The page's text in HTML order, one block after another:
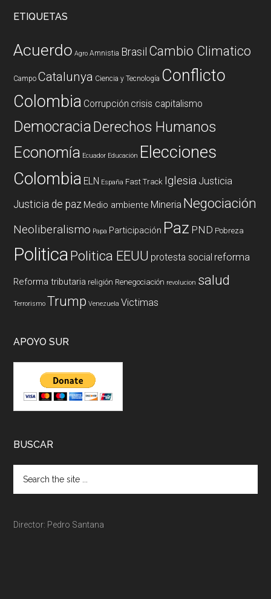
ETIQUETAS
Acuerdo Agro Amnistia Brasil Cambio Climatico
Campo Catalunya Ciencia y Tecnología Conflicto
Colombia Corrupción crisis capitalismo
DemocraciaDerechos Humanos
Economía Ecuador Educación Elecciones
Colombia ELN España Fast Track Iglesia Justicia
Justicia de paz Medio ambiente Mineria Negociación
Neoliberalismo Papa Participación Paz PND Pobreza
PoliticaPolitica EEUU protesta social reforma
Reforma tributaria religión Renegociación revolucion salud
Terrorismo Trump Venezuela Victimas
APOYO SUR
BUSCAR
Director: Pedro Santana